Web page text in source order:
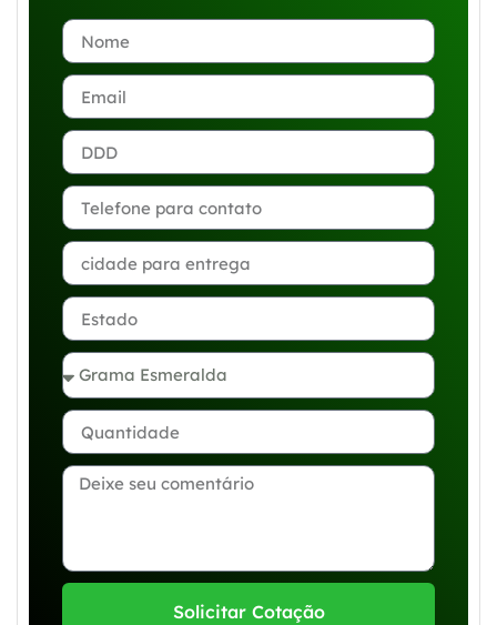
Solicitar Cotação